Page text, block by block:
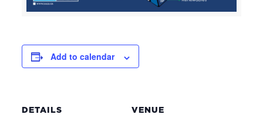
Add to calendar
DETAILS VENUE